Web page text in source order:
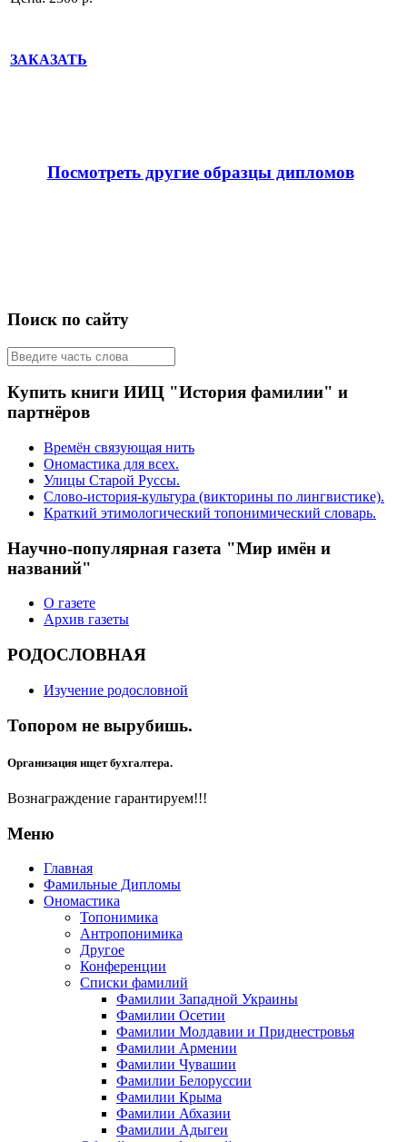
ЗАКАЗАТЬ
Посмотреть другие образцы дипломов
Поиск по сайту
Купить книги ИИЦ "История фамилии" и
партнёров
Времён связующая нить
Ономастика для всех.
Улицы Старой Руссы.
Слово-история-культура (викторины по лингвистике).
Краткий этимологический топонимический словарь.
Научно-популярная газета "Мир имён и
названий"
О газете
Архив газеты
РОДОСЛОВНАЯ
Изучение родословной
Топором не вырубишь.
Организация ищет бухгалтера.
Вознаграждение гарантируем!!!
Меню
Главная
Фамильные Дипломы
Ономастика
Топонимика
Антропонимика
Другое
Конференции
Списки фамилий
Фамилии Западной Украины
Фамилии Осетии
Фамилии Молдавии и Приднестровья
Фамилии Армении
Фамилии Чувашии
Фамилии Белоруссии
Фамилии Крыма
Фамилии Абхазии
Фамилии Адыгеи